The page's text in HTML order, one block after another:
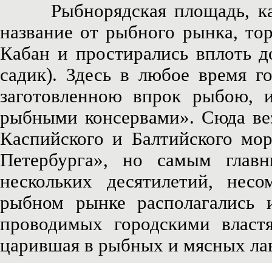
Рыбнорядская площадь,
название от рыбного рынка,
Кабан и простирались вплоть
садик). Здесь в любое время
заготовленною впрок рыбою,
рыбными консервами». Сюда
Каспийского и Балтийского
Петербурга», но самым
нескольких десятилетий,
рыбном рынке
проводимых городскими
царившая в рыбных и мясных